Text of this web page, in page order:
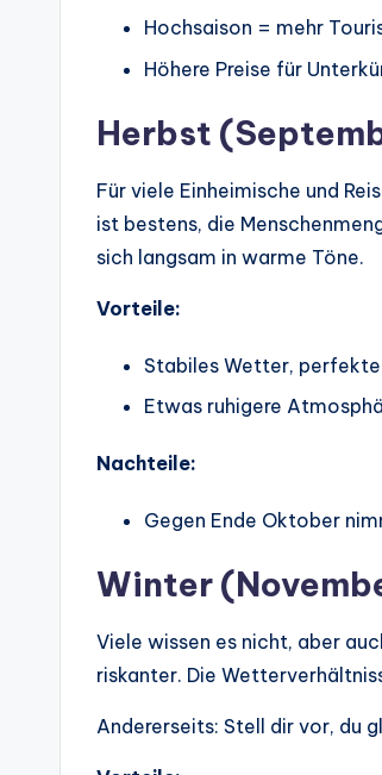
Hochsaison = mehr
Höhere Preise für
Herbst
Für viele Einheimische und
ist bestens, die
sich langsam in warme Töne.
Vorteile:
Stabiles Wetter,
Etwas ruhigere
Nachteile:
Gegen Ende Oktober
Winter
Viele wissen es nicht, aber
riskanter. Die
Andererseits: Stell dir vor, du